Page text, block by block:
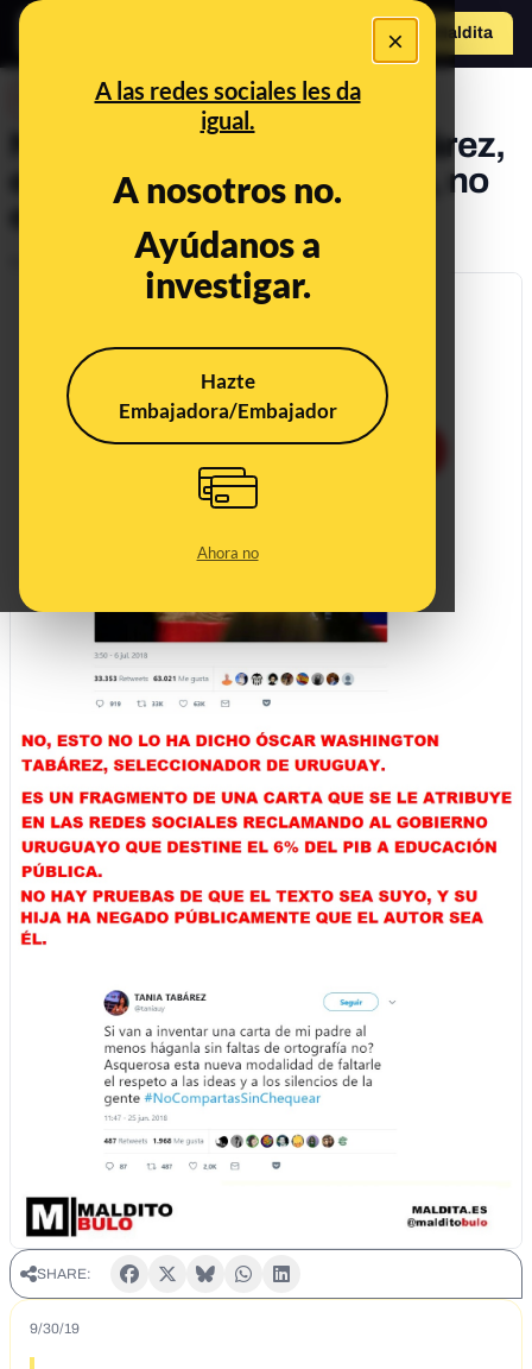
×
A las redes sociales les da
igual.
A nosotros no.
Ayúdanos a
investigar.
Hazte
Embajadora/Embajador
Ahora no
Hazte Maldit o
a
No, la carta atribuida a Tabárez,
el seleccionador uruguayo, no
es suya
Jul 9, 2018, 9:41:00 AM
SHARE:
9/30/19